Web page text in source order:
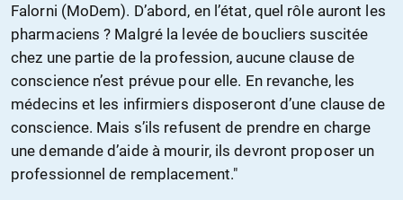
Falorni (MoDem). D’abord, en l’état, quel rôle auront les
pharmaciens ? Malgré la levée de boucliers suscitée
chez une partie de la profession, aucune clause de
conscience n’est prévue pour elle. En revanche, les
médecins et les infirmiers disposeront d’une clause de
conscience. Mais s’ils refusent de prendre en charge
une demande d’aide à mourir, ils devront proposer un
professionnel de remplacement."